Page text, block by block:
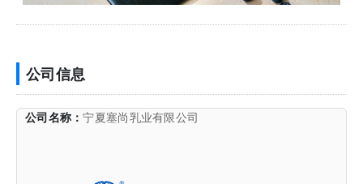
公司信息
公司名称：宁夏塞尚乳业有限公司